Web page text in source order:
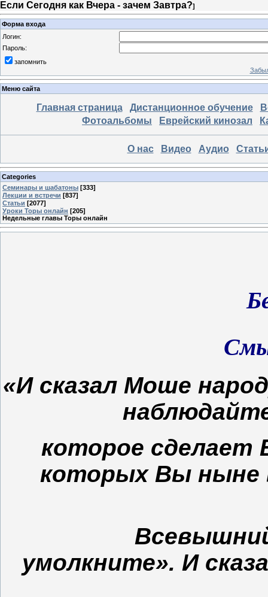
Если Сегодня как Вчера - зачем Завтра?]
Форма входа
Логин:
Пароль:
запомнить
Меню сайта
Главная страница Дистанционное обучение
Фотоальбомы
Еврейский кинозал
О нас Видео Аудио
Categories
Семинары и шабатоны [333]
Лекции и встречи [837]
Статьи [2077]
Уроки Торы онлайн [205]
Недельные главы Торы онлайн
«И сказал Моше
которое сделает
которых Вы ныне
умолкните». И